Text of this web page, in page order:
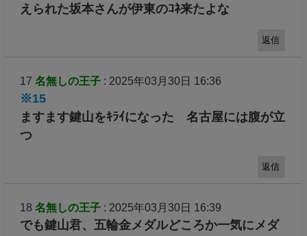
えられた坂本さんが伊東のｺﾈ来たよな
返信
17 名無しの王子: 2025年03月30日 16:36
※15
ますます鍵山をｷﾗｲになった 名古屋には腹が立
つ
返信
18 名無しの王子: 2025年03月30日 16:39
でも鍵山君、五輪金メダルどころか一気にメダ